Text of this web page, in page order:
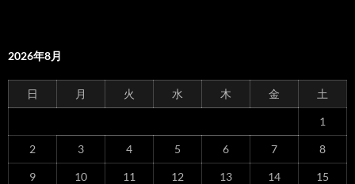
2026年8月
日 月 火 水 木 金 土
1
2 3 4 5 6 7 8
9 10 11 12 13 14 15